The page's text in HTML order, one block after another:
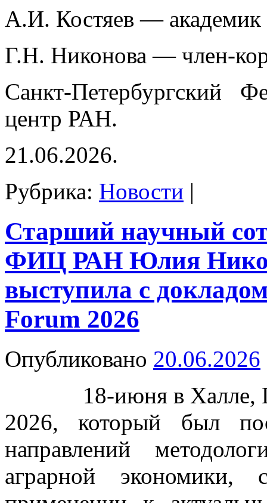
А.И. Костяев —
Г.Н. Никонова — член-
Санкт-Петербургский
центр РАН.
21.06.2026.
Рубрика: Новости |
Старший научный
ФИЦ РАН Юлия
выступила с
Forum 2026
Опубликовано 20.06.2026
18-июня в Халле,
2026, который был
направлений
аграрной